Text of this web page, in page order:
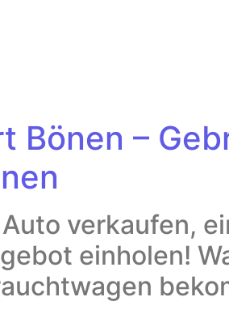
Bönen –
verkaufen,
einholen!